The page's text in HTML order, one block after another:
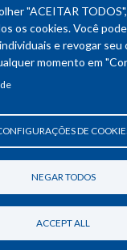
"ACEITAR
os cookies. Você
e revogar
momento em
DE
NEGAR TODOS
ACCEPT ALL
SEPN 508,
70740-541 - Brasília-
das
Política de
consentimento de